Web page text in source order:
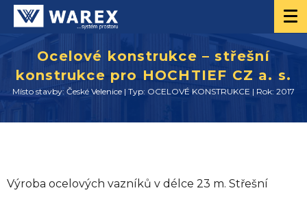
Ocelové konstrukce – střešní
konstrukce pro HOCHTIEF CZ a. s.
Místo stavby: České Velenice | Typ: OCELOVÉ KONSTRUKCE | Rok: 2017
Výroba ocelových vazníků v délce 23 m. Střešní